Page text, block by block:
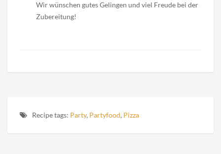
Wir wünschen gutes Gelingen und viel Freude bei der
Zubereitung!
Recipe tags: Party, Partyfood, Pizza